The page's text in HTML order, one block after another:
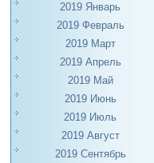
2019 Январь
2019 Февраль
2019 Март
2019 Апрель
2019 Май
2019 Июнь
2019 Июль
2019 Август
2019 Сентябрь